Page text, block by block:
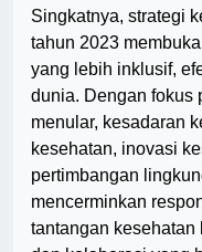
Singkatnya, strategi
tahun 2023
yang lebih inklusif,
dunia. Dengan fokus
menular, kesadaran
kesehatan, inovasi
pertimbangan
mencerminkan
tantangan kesehatan